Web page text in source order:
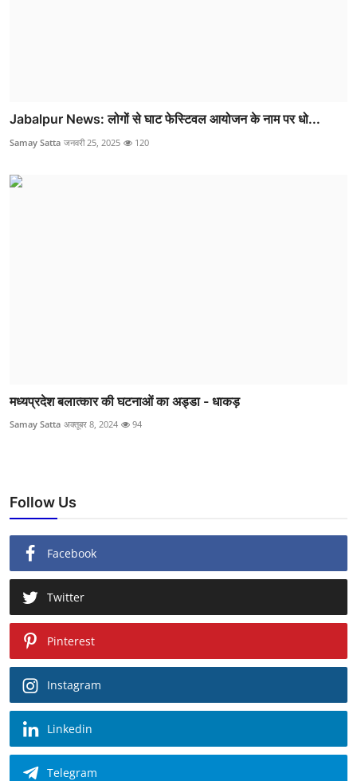
Jabalpur News: लोगों से घाट फेस्टिवल आयोजन के नाम पर धो...
Samay Satta जनवरी 25, 2025 120
मध्यप्रदेश बलात्कार की घटनाओं का अड्डा - धाकड़
Samay Satta अक्तूबर 8, 2024 94
Follow Us
Facebook
Twitter
Pinterest
Instagram
Linkedin
Telegram